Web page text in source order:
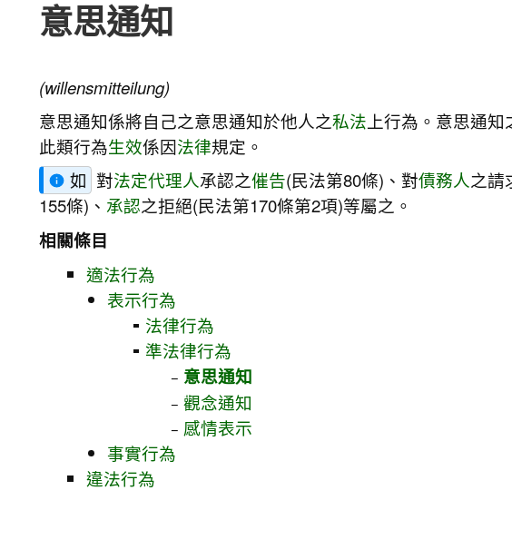
意思通知
(willensmitteilung)
意思通知係將自己之意思通知於他人之私法 上行為。意思通
此類行為生效係因法律規定。
如 對法定代理人承認之催告(民法第80條)、對債務人之請
155條)、 承認之拒絕(民法第170條第2項)等屬之。
相關條目
適法行為
表示行為
法律行為
準法律行為
意思通知
觀念通知
感情表示
事實行為
違法行為